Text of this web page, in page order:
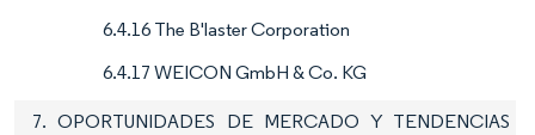
6.4.16 The B'laster Corporation
6.4.17 WEICON GmbH & Co. KG
7. OPORTUNIDADES DE MERCADO Y TENDENCIAS